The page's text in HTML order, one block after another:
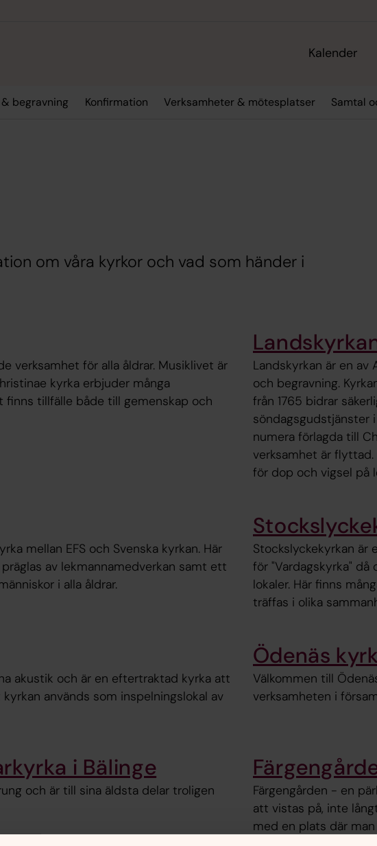
Kalender
begravning Konfirmation Verksamheter & mötesplatser Samtal
om våra kyrkor och vad som händer i
verksamhet för alla åldrar. Musiklivet är
kyrka erbjuder många
finns tillfälle både till gemenskap och
Landskyrkan är en av
och begravning.
från 1765 bidrar
söndagsgudstjänster
numera förlagda till
verksamhet är
för dop och vigsel på
mellan EFS och Svenska kyrkan. Här
av lekmannamedverkan samt ett
i alla åldrar.
Stockslyckekyrkan är
för "Vardagskyrka"
lokaler. Här finns
träffas i olika
akustik och är en eftertraktad kyrka att
används som inspelningslokal av
Ödenäs
Välkommen till
verksamheten i
i Bälinge
och är till sina äldsta delar troligen
Färgengården - en
att vistas på, inte
med en plats där